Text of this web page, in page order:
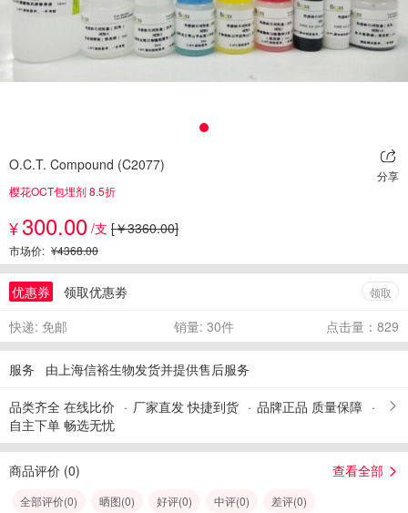
O.C.T. Compound (C2077)
分享
樱花OCT包埋剂 8.5折
¥300.00 /支 [￥3360.00]
市场价: ¥4368.00
优惠券 领取优惠劵 领取
快递: 免邮 销量: 30件 点击量：829
服务 由上海信裕生物发货并提供售后服务
品类齐全 在线比价 厂家直发 快捷到货
品牌正品 质量保障
自主下单 畅选无忧
商品评价 (0) 查看全部
全部评价(0) 晒图(0) 好评(0) 中评(0) 差评(0)